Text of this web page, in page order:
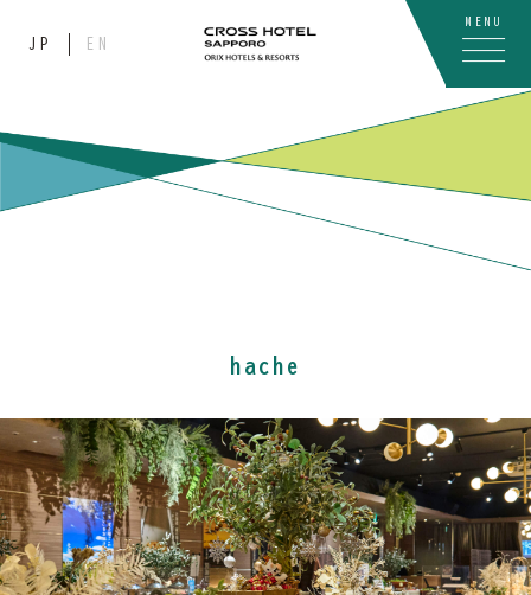
JP EN
MENU
hache